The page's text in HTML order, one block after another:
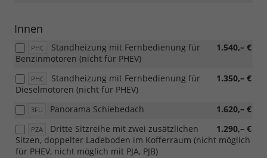
Innen
PHC 1.540,– €
Standheizung mit Fernbedienung für
Benzinmotoren (nicht für PHEV)
PHC 1.350,– €
Standheizung mit Fernbedienung für
Dieselmotoren (nicht für PHEV)
3FU 1.620,– €
Panorama Schiebedach
PZA 1.290,– €
Dritte Sitzreihe mit zwei zusätzlichen
Sitzen, doppelter Ladeboden im Kofferraum (nicht möglich
für PHEV, nicht möglich mit PJA, PJB)